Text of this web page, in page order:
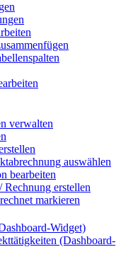
verwalten
auswählen
bearbeiten
Rechnung erstellen
markieren
Widget)
(Dashboard-